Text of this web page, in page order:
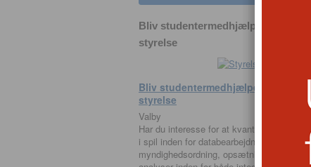
Bliv studentermedhjælper inden
styrelse
Bliv studentermedhjælper inden
styrelse
Valby
Har du interesse for at kvantitative data
i spil inden for databearbejdning i fx
myndighedsordning, opsætning af